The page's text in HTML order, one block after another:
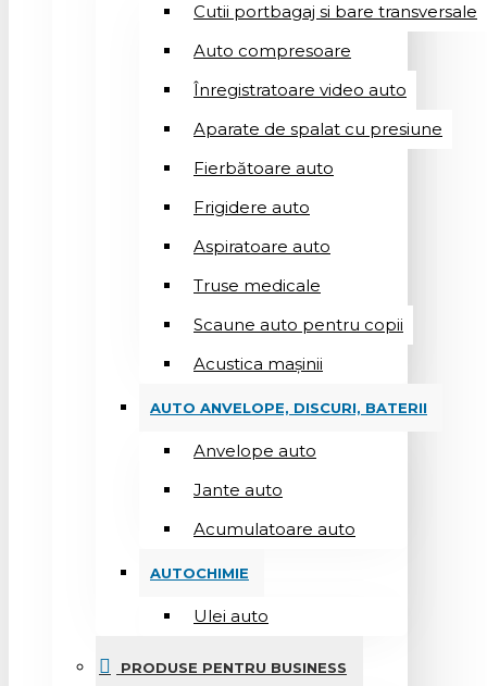
Cutii portbagaj si bare transversale
Auto compresoare
Înregistratoare video auto
Aparate de spalat cu presiune
Fierbătoare auto
Frigidere auto
Aspiratoare auto
Truse medicale
Scaune auto pentru copii
Acustica mașinii
AUTO ANVELOPE, DISCURI, BATERII
Anvelope auto
Jante auto
Acumulatoare auto
AUTOCHIMIE
Ulei auto
PRODUSE PENTRU BUSINESS